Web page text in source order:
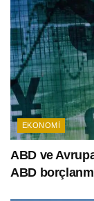
EKONOMI
ABD ve
ABD